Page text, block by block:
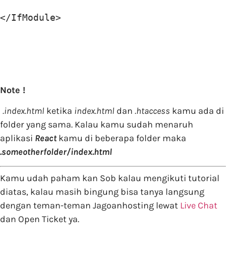
</IfModule>
Note !
.index.html ketika index.html dan .htaccess kamu ada di
folder yang sama. Kalau kamu sudah menaruh
aplikasi Reactkamu di beberapa folder maka
.someotherfolder/index.html
Kamu udah paham kan Sob kalau mengikuti tutorial
diatas, kalau masih bingung bisa tanya langsung
dengan teman-teman Jagoanhosting lewat Live Chat
dan Open Ticket ya.